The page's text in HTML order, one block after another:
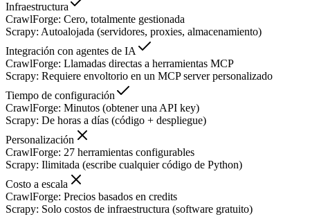
Infraestructura
CrawlForge: Cero, totalmente gestionada
Scrapy: Autoalojada (servidores, proxies, almacenamiento)
Integración con agentes de IA
CrawlForge: Llamadas directas a herramientas MCP
Scrapy: Requiere envoltorio en un MCP server personalizado
Tiempo de configuración
CrawlForge: Minutos (obtener una API key)
Scrapy: De horas a días (código + despliegue)
Personalización
CrawlForge: 27 herramientas configurables
Scrapy: Ilimitada (escribe cualquier código de Python)
Costo a escala
CrawlForge: Precios basados en credits
Scrapy: Solo costos de infraestructura (software gratuito)